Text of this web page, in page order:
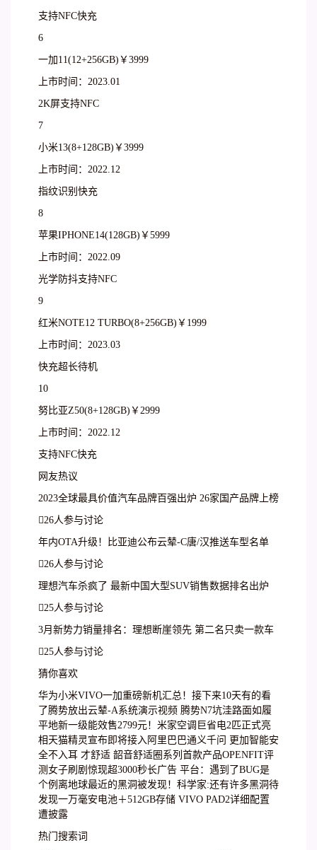
支持NFC快充
6
一加11(12+256GB)￥3999
上市时间：2023.01
2K屏支持NFC
7
小米13(8+128GB)￥3999
上市时间：2022.12
指纹识别快充
8
苹果IPHONE14(128GB)￥5999
上市时间：2022.09
光学防抖支持NFC
9
红米NOTE12 TURBO(8+256GB)￥1999
上市时间：2023.03
快充超长待机
10
努比亚Z50(8+128GB)￥2999
上市时间：2022.12
支持NFC快充
网友热议
2023全球最具价值汽车品牌百强出炉 26家国产品牌上榜
26人参与讨论
年内OTA升级！比亚迪公布云辇-C唐/汉推送车型名单
26人参与讨论
理想汽车杀疯了 最新中国大型SUV销售数据排名出炉
25人参与讨论
3月新势力销量排名：理想断崖领先 第二名只卖一款车
25人参与讨论
猜你喜欢
华为小米VIVO一加重磅新机汇总！接下来10天有的看
了腾势放出云辇-A系统演示视频 腾势N7坑洼路面如履
平地新一级能效售2799元！米家空调巨省电2匹正式亮
相天猫精灵宣布即将接入阿里巴巴通义千问 更加智能安
全不入耳 才舒适 韶音舒适圈系列首款产品OPENFIT评
测女子刷剧惊现超3000秒长广告 平台：遇到了BUG是
个例离地球最近的黑洞被发现！科学家:还有许多黑洞待
发现一万毫安电池＋512GB存储 VIVO PAD2详细配置
遭披露
热门搜索词